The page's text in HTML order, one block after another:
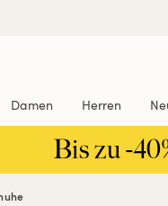
Damen Herren
Bis zu -